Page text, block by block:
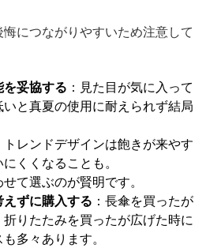
につながりやすいため注意して
妥協する ：見た目が気に入って
と真夏の使用に耐えられず結局
トレンドデザインは飽きが来やす
くくなることも。
て選ぶのが賢明です。
ずに購入する ：長傘を買ったが
りたたみを買ったが広げた時に
多々あります。